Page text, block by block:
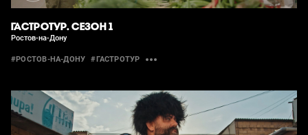
ГАСТРОТУР. СЕЗОН 1
Ростов-на-Дону
#РОСТОВ-НА-ДОНУ #ГАСТРОТУР